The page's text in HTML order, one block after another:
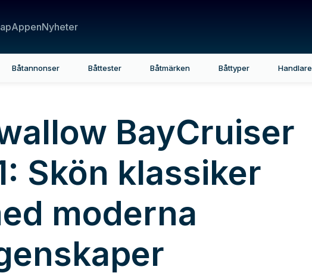
AppenNyheter
Båtannonser Båttester Båtmärken Båttyper Handlare
BayCruiser
Skön klassiker
moderna